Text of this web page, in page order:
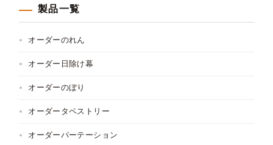
製品一覧
オーダーのれん
オーダー日除け幕
オーダーのぼり
オーダータペストリー
オーダーパーテーション